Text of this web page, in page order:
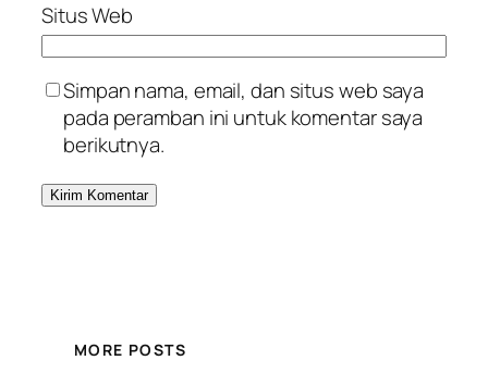
Situs Web
Simpan nama, email, dan situs web saya
pada peramban ini untuk komentar saya
berikutnya.
MORE POSTS